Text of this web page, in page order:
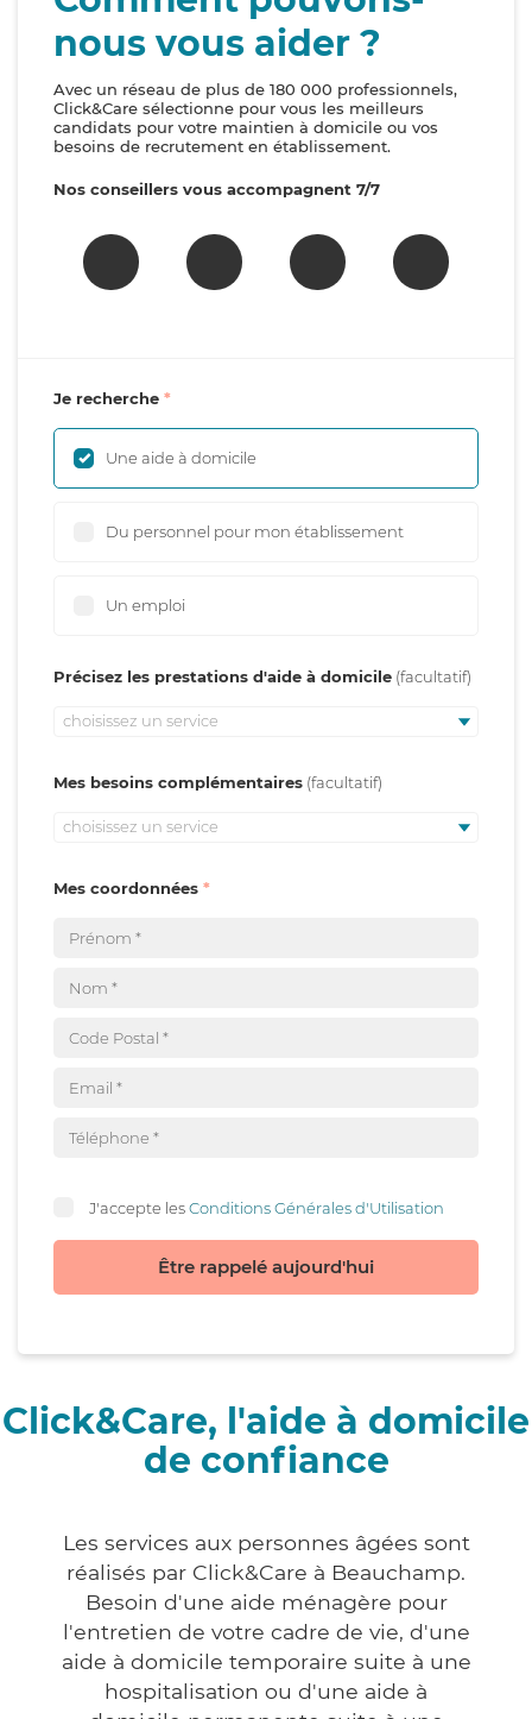
nous vous aider ?
Avec un réseau de plus de 180 000 professionnels,
Click&Care sélectionne pour vous les meilleurs
candidats pour votre maintien à domicile ou vos
besoins de recrutement en établissement.
Nos conseillers vous accompagnent 7/7
Je recherche
Une aide à domicile
Du personnel pour mon établissement
Un emploi
Précisez les prestations d'aide à domicile
choisissez un service
Mes besoins complémentaires
choisissez un service
Mes coordonnées
J'accepte lesConditions Générales d'Utilisation
Être rappelé aujourd'hui
Click&Care, l'aide à domicile
de confiance
Les services aux personnes âgées sont
réalisés par Click&Care à Beauchamp.
Besoin d'une aide ménagère pour
l'entretien de votre cadre de vie, d'une
aide à domicile temporaire suite à une
hospitalisation ou d'une aide à